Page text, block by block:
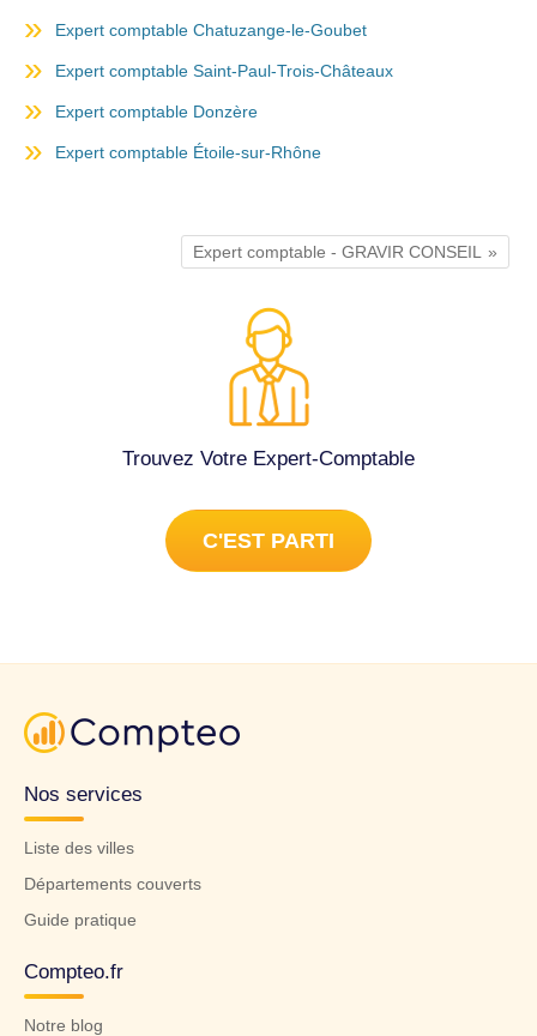
Expert comptable Chatuzange-le-Goubet
Expert comptable Saint-Paul-Trois-Châteaux
Expert comptable Donzère
Expert comptable Étoile-sur-Rhône
Expert comptable - GRAVIR CONSEIL
Trouvez Votre Expert-Comptable
C'EST PARTI
Nos services
Liste des villes
Départements couverts
Guide pratique
Compteo.fr
Notre blog